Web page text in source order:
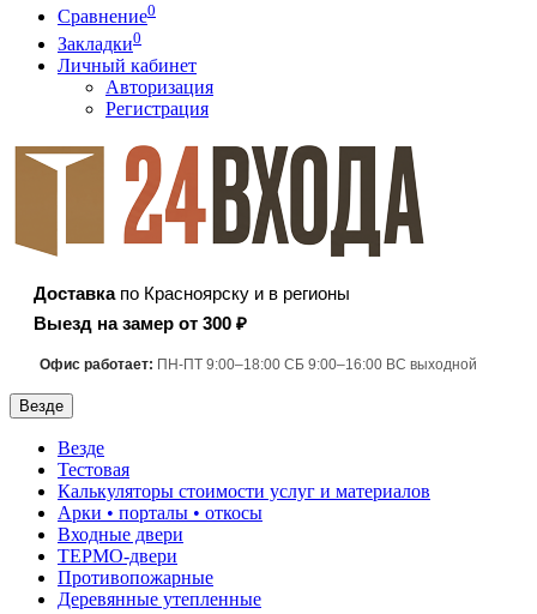
Сравнение0
Закладки0
Личный кабинет
Авторизация
Регистрация
Доставкапо Красноярску и в регионы
Выезд на замер от 300 ₽
Офис работает: ПН-ПТ 9:00–18:00 СБ 9:00–16:00 ВС выходной
Везде
Везде
Тестовая
Калькуляторы стоимости услуг и материалов
Арки • порталы • откосы
Входные двери
ТЕРМО-двери
Противопожарные
Деревянные утепленные